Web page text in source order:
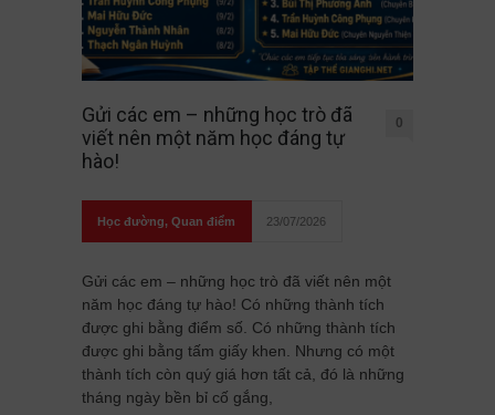
Gửi các em – những học trò đã
viết nên một năm học đáng tự
hào!
0
Học đường, Quan điểm 23/07/2026
Gửi các em – những học trò đã viết nên một
năm học đáng tự hào! Có những thành tích
được ghi bằng điểm số. Có những thành tích
được ghi bằng tấm giấy khen. Nhưng có một
thành tích còn quý giá hơn tất cả, đó là những
tháng ngày bền bỉ cố gắng,